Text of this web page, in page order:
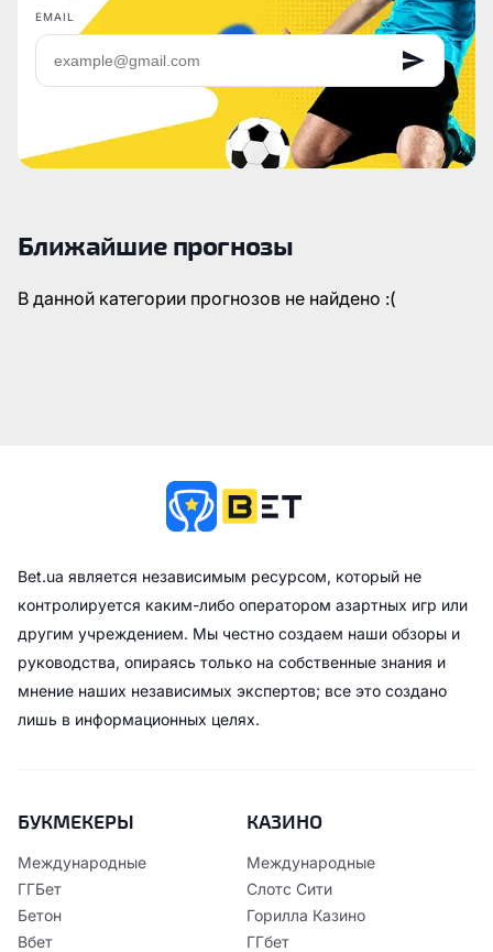
EMAIL
Ближайшие прогнозы
В данной категории прогнозов не найдено :(
Bet.ua является независимым ресурсом, который не
контролируется каким-либо оператором азартных игр или
другим учреждением. Мы честно создаем наши обзоры и
руководства, опираясь только на собственные знания и
мнение наших независимых экспертов; все это создано
лишь в информационных целях.
БУКМЕКЕРЫ
Международные
ГГБет
Бетон
Вбет
КАЗИНО
Международные
Слотс Сити
Горилла Казино
ГГбет